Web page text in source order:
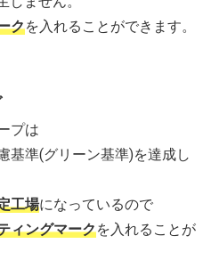
クを入れることができます。
プは
基準(グリーン基準)を達成し
工場になっているので
ィングマークを入れることが